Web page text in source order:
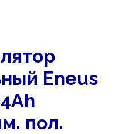
Eneus
пол.